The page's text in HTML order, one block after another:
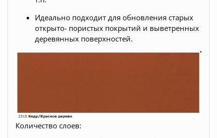
Идеально подходит для обновления старых
открыто- пористых покрытий и выветренных
деревянных поверхностей.
Количество слоев: